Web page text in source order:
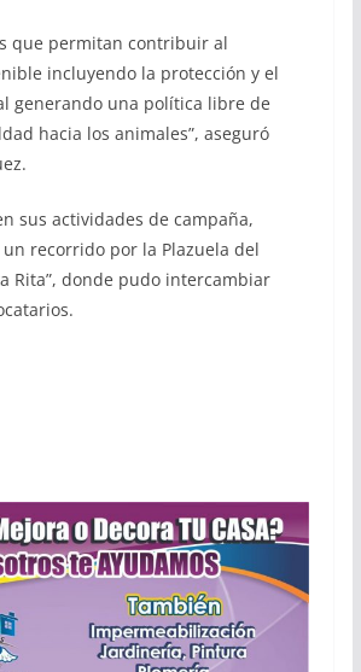
que permitan contribuir al
incluyendo la protección y el
generando una política libre de
hacia los animales”, aseguró
sus actividades de campaña,
recorrido por la Plazuela del
Rita”, donde pudo intercambiar